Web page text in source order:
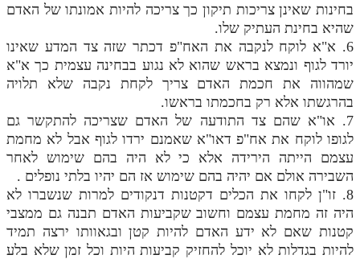
הזמן סט תע"ס
הזמן סט תלמוד עשר הספירות
מנוע חיפוש בספרים
תלמוד עשר הספירות בעיון
תלמוד עשר הספירות חלק א
תע"ס חלק ג' עיון
בחינות שאינן צריכות תיקון כך צריכה להיות אמונתו של האדם
שהיא בחינת העתיק שלו.
6. א"א לוקח לנקבה את האח"פ דכתר שזה צד המדע שאינו
יורד לגוף ונמצא בראש שהוא לא נגוע בבחינה עצמית כך א"א
שמהווה את חכמת האדם צריך לקחת נקבה שלא תלויה
בהרגשתו אלא רק בחכמתו בראשו.
7. או"א שהם צד התודעה של האדם שצריכה להתקשר גם
לגופו לוקח את אח"פ דאו"א שאמנם ירדו לגוף אבל לא מחמת
עצמם הייתה הירידה אלא כי לא היה בהם שימוש לאחר
השבירה אולם אם יהיה בהם שימוש אז הם יהיו בלתי נופלים .
8. זו"ן לקחו את הכלים דקטנות דנקודים למרות שנשברו לא
היה זה מחמת עצמם וחשוב שקביעות האדם תבנה גם ממצבי
קטנות שאם לא ידע האדם להיות קטן ובגאוותו ירצה תמיד
להיות בגדלות לא יוכל להחזיק קביעות היות וכל זמן שלא בלע